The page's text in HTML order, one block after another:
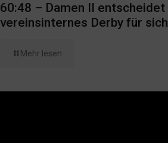
60:48 – Damen II entscheidet
vereinsinternes Derby für sich
Mehr lesen